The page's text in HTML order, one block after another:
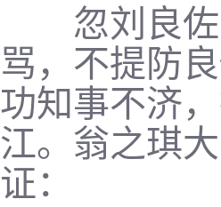
忽刘良佐
骂，不提防
功知事不济
江。翁之琪
证：